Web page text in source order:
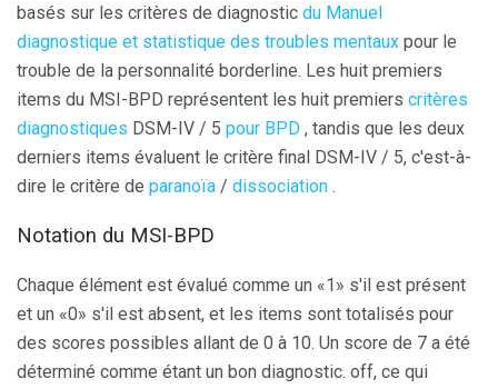
basés sur les critères de diagnostic du Manuel
diagnostique et statistique des troubles mentaux pour le
trouble de la personnalité borderline. Les huit premiers
items du MSI-BPD représentent les huit premiers critères
diagnostiques DSM-IV / 5 pour BPD , tandis que les deux
derniers items évaluent le critère final DSM-IV / 5, c'est-à-
dire le critère de paranoïa / dissociation .
Notation du MSI-BPD
Chaque élément est évalué comme un «1» s'il est présent
et un «0» s'il est absent, et les items sont totalisés pour
des scores possibles allant de 0 à 10. Un score de 7 a été
déterminé comme étant un bon diagnostic. off, ce qui